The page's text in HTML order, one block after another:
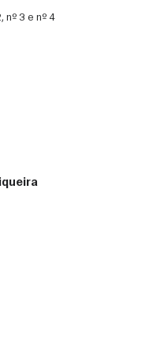
nº 3 e nº 4